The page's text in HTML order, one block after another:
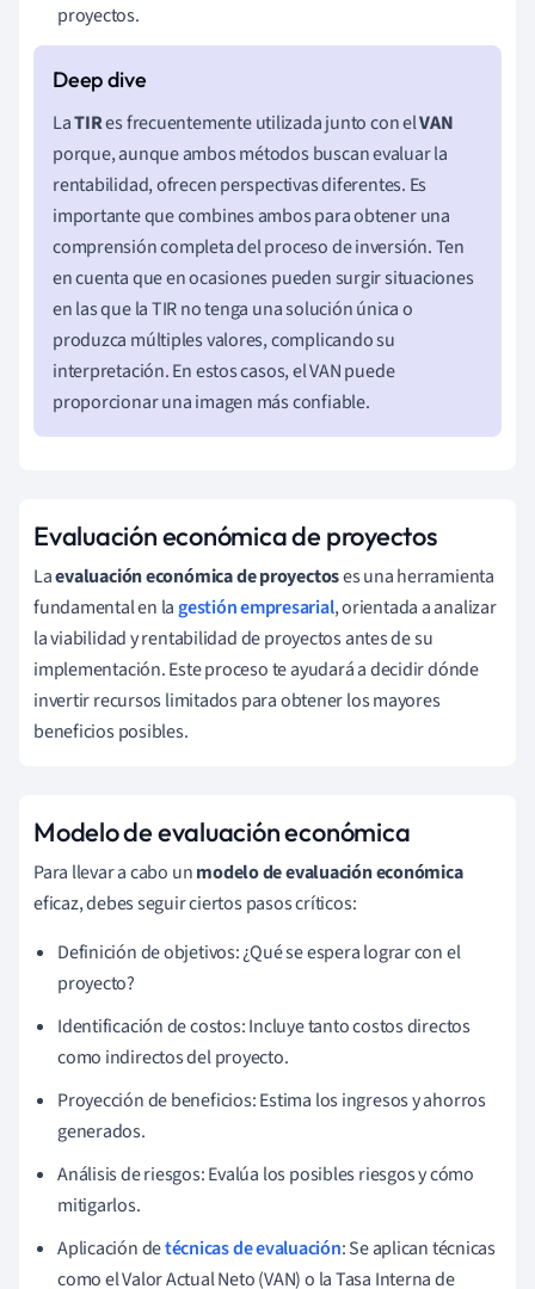
proyectos.
LaTIRes frecuentemente utilizada junto con elVAN
porque, aunque ambos métodos buscan evaluar la
rentabilidad, ofrecen perspectivas diferentes. Es
importante que combines ambos para obtener una
comprensión completa del proceso de inversión. Ten
en cuenta que en ocasiones pueden surgir situaciones
en las que la TIR no tenga una solución única o
produzca múltiples valores, complicando su
interpretación. En estos casos, el VAN puede
proporcionar una imagen más confiable.
Evaluación económica de proyectos
Laevaluación económica de proyectoses una herramienta
fundamental en la gestión empresarial, orientada a analizar
la viabilidad y rentabilidad de proyectos antes de su
implementación. Este proceso te ayudará a decidir dónde
invertir recursos limitados para obtener los mayores
beneficios posibles.
Modelo de evaluación económica
Para llevar a cabo unmodelo de evaluación económica
eficaz, debes seguir ciertos pasos críticos:
Definición de objetivos: ¿Qué se espera lograr con el
proyecto?
Identificación de costos: Incluye tanto costos directos
como indirectos del proyecto.
Proyección de beneficios: Estima los ingresos y ahorros
generados.
Análisis de riesgos: Evalúa los posibles riesgos y cómo
mitigarlos.
Aplicación detécnicas de evaluación: Se aplican técnicas
como el Valor Actual Neto (VAN) o la Tasa Interna de